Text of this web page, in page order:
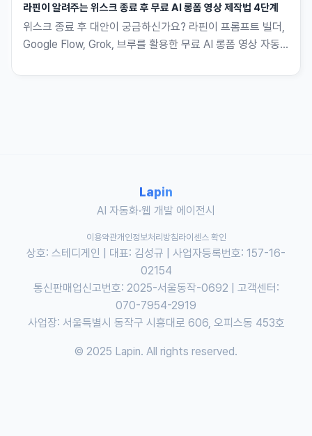
라핀이 알려주는 위스크 종료 후 무료 AI 롱폼 영상 제작법 4단계
위스크 종료 후 대안이 궁금하신가요? 라핀이 프롬프트 빌더,
Google Flow, Grok, 브루를 활용한 무료 AI 롱폼 영상 자동
있으면 나머지는 전부 자동입니다.
Lapin
AI 자동화·웹 개발 에이전시
이용약관개인정보처리방침라이센스 확인
상호: 스테디게인 | 대표: 김성규 | 사업자등록번호: 157-16-
02154
통신판매업신고번호: 2025-서울동작-0692 | 고객센터:
070-7954-2919
사업장: 서울특별시 동작구 시흥대로 606, 오피스동 453호
© 2025 Lapin. All rights reserved.